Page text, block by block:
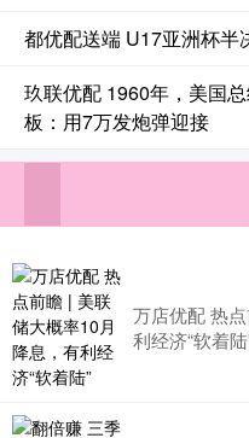
都优配送端 U17亚洲杯半
玖联优配 1960年，美国
板：用7万发炮弹迎接
万店优配 热
利经济“软着陆